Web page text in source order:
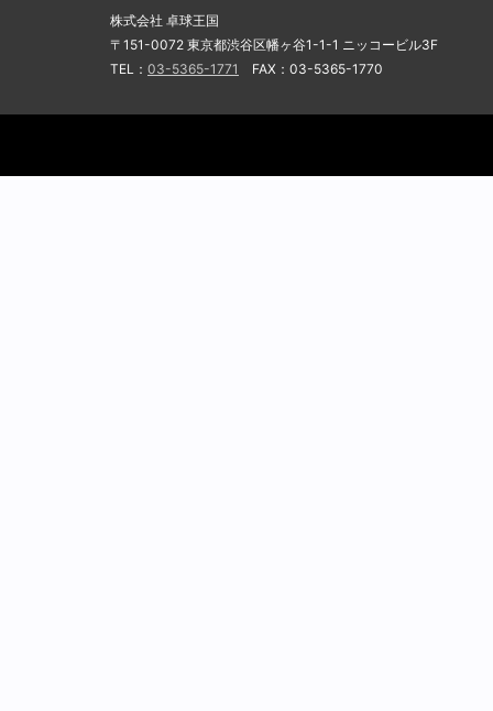
株式会社 卓球王国
〒151-0072 東京都渋谷区幡ヶ谷1-1-1 ニッコービル3F
TEL： 03-5365-1771 FAX：03-5365-1770